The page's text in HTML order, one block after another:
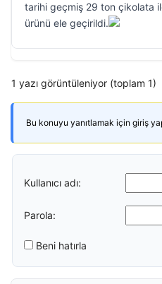
tarihi geçmiş 29 ton çikolata
ürünü ele geçirildi.
1 yazı görüntüleniyor (toplam 1)
Bu konuyu yanıtlamak için giriş
Kullanıcı adı:
Parola:
Beni hatırla